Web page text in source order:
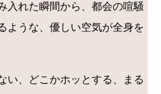
入れた瞬間から、都会の喧騒
ような、優しい空気が全身を
い、どこかホッとする、まる